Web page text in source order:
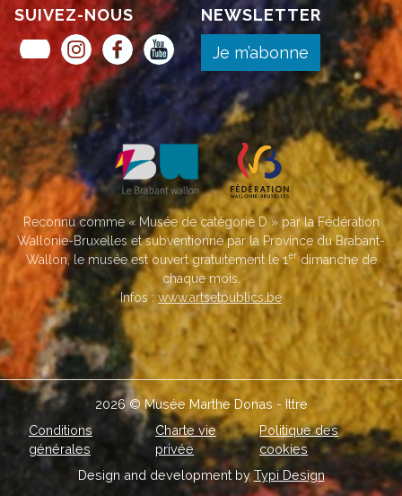
SUIVEZ-NOUS
Museum Pass Musées
Instagram
FacebookYouTube
NEWSLETTER
Je m’abonne
Reconnu comme « Musée de catégorie D » par la Fédération
Wallonie-Bruxelles et subventionné par la Province du Brabant-
Wallon, le musée est ouvert gratuitement le 1er dimanche de
chaque mois.
Infos : www.artsetpublics.be
2026 © Musée Marthe Donas - Ittre
Conditions
générales
Charte vie
privée
Politique des
cookies
Design and development byTypi Design